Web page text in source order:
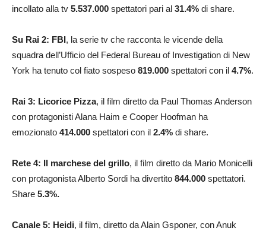
incollato alla tv 5.537.000 spettatori pari al 31.4% di share.
Su Rai 2: FBI, la serie tv che racconta le vicende della
squadra dell’Ufficio del Federal Bureau of Investigation di New
York ha tenuto col fiato sospeso 819.000 spettatori con il 4.7%.
Rai 3: Licorice Pizza, il film diretto da Paul Thomas Anderson
con protagonisti Alana Haim e Cooper Hoofman ha
emozionato 414.000 spettatori con il 2.4% di share.
Rete 4: Il marchese del grillo, il film diretto da Mario Monicelli
con protagonista Alberto Sordi ha divertito 844.000 spettatori.
Share 5.3%.
Canale 5: Heidi, il film, diretto da Alain Gsponer, con Anuk